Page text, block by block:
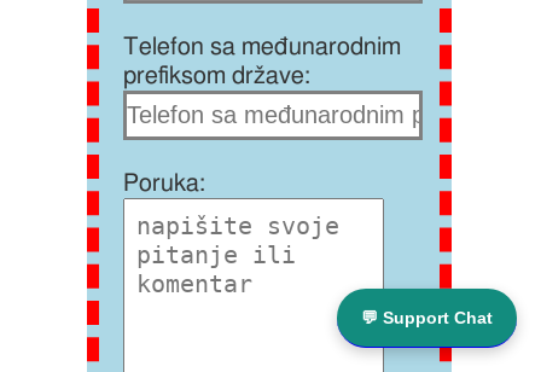
Telefon sa međunarodnim
prefiksom države:
Poruka:
💬 Support Chat